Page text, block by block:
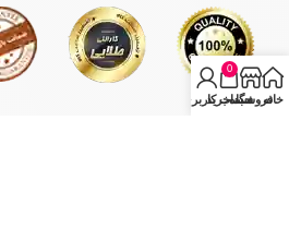
خانهفروشگاه
0
سبد خرید
حساب کاربری من